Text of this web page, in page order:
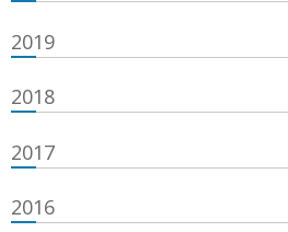
2019
2018
2017
2016